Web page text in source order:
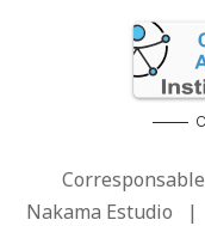
Nakama Estudio |